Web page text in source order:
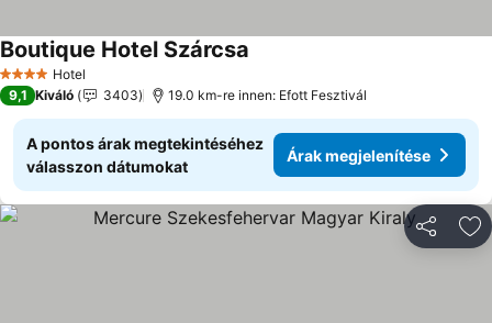
4 KategóriaHotel
Boutique Hotel Szárcsa
9,1 Kiváló 3403 19.0 km-re innen: Efott Fesztivál
A pontos árak megtekintéséhez
válasszon dátumokat
Árak megjelenítése